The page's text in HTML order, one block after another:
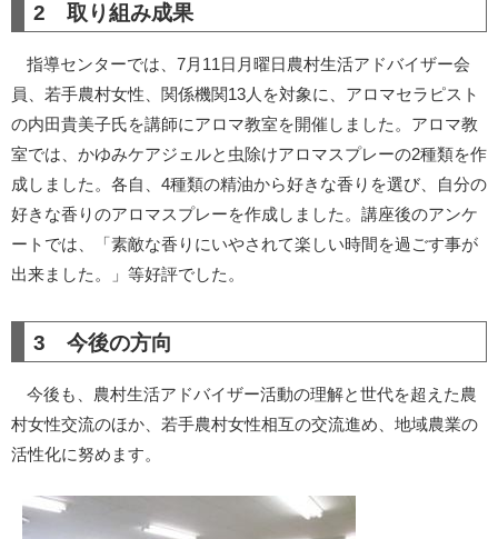
2 取り組み成果
指導センターでは、7月11日月曜日農村生活アドバイザー会
員、若手農村女性、関係機関13人を対象に、アロマセラピスト
の内田貴美子氏を講師にアロマ教室を開催しました。アロマ教
室では、かゆみケアジェルと虫除けアロマスプレーの2種類を作
成しました。各自、4種類の精油から好きな香りを選び、自分の
好きな香りのアロマスプレーを作成しました。講座後のアンケ
ートでは、「素敵な香りにいやされて楽しい時間を過ごす事が
出来ました。」等好評でした。
3 今後の方向
今後も、農村生活アドバイザー活動の理解と世代を超えた農
村女性交流のほか、若手農村女性相互の交流進め、地域農業の
活性化に努めます。